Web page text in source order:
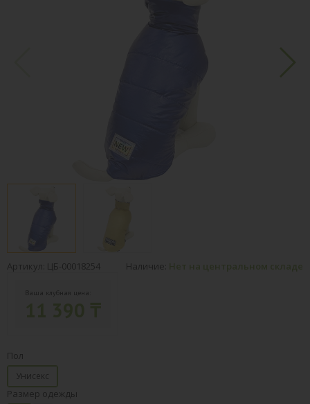
Артикул: ЦБ-00018254 Наличие: Нет на центральном складе
Ваша клубная цена:
Пол
Унисекс
Размер одежды